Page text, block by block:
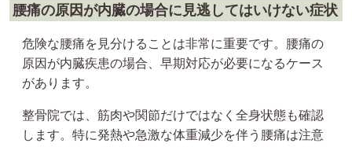
腰痛の原因が内臓の場合に見逃してはいけない症状
危険な腰痛を見分けることは非常に重要です。腰痛の
原因が内臓疾患の場合、早期対応が必要になるケース
があります。
整骨院では、筋肉や関節だけではなく全身状態も確認
します。特に発熱や急激な体重減少を伴う腰痛は注意